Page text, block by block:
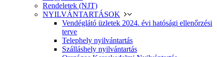
Rendeletek (NJT)
NYILVÁNTARTÁSOK
Vendéglátó üzletek 2024. évi hatósági ellenőrzési
terve
Telephely nyilvántartás
Szálláshely nyilvántartás